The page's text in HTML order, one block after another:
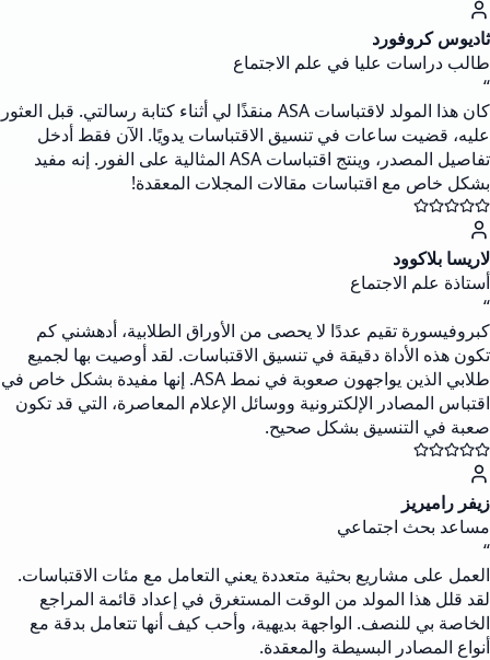
ثاديوس كروفورد
طالب دراسات عليا في علم الاجتماع
“
كان هذا المولد لاقتباسات ASA منقذًا لي أثناء كتابة رسالتي. قبل العثور
عليه، قضيت ساعات في تنسيق الاقتباسات يدويًا. الآن فقط أدخل
تفاصيل المصدر، وينتج اقتباسات ASA المثالية على الفور. إنه مفيد
بشكل خاص مع اقتباسات مقالات المجلات المعقدة!
لاريسا بلاكوود
أستاذة علم الاجتماع
“
كبروفيسورة تقيم عددًا لا يحصى من الأوراق الطلابية، أدهشني كم
تكون هذه الأداة دقيقة في تنسيق الاقتباسات. لقد أوصيت بها لجميع
طلابي الذين يواجهون صعوبة في نمط ASA. إنها مفيدة بشكل خاص في
اقتباس المصادر الإلكترونية ووسائل الإعلام المعاصرة، التي قد تكون
صعبة في التنسيق بشكل صحيح.
زيفر راميريز
مساعد بحث اجتماعي
“
العمل على مشاريع بحثية متعددة يعني التعامل مع مئات الاقتباسات.
لقد قلل هذا المولد من الوقت المستغرق في إعداد قائمة المراجع
الخاصة بي للنصف. الواجهة بديهية، وأحب كيف أنها تتعامل بدقة مع
أنواع المصادر البسيطة والمعقدة.